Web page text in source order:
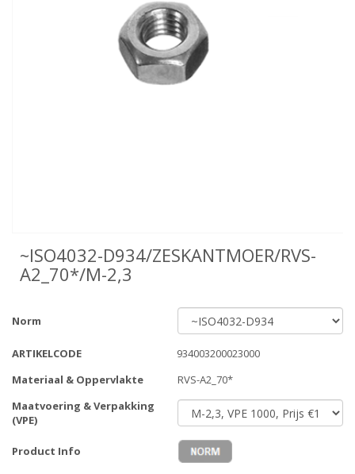
~ISO4032-D934/ZESKANTMOER/RVS-
A2_70*/M-2,3
Norm
ARTIKELCODE
934003200023000
Materiaal & Oppervlakte
RVS-A2_70*
Maatvoering & Verpakking
(VPE)
Product Info